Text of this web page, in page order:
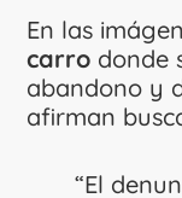
En las
carro donde
abandono y
afirman
“El